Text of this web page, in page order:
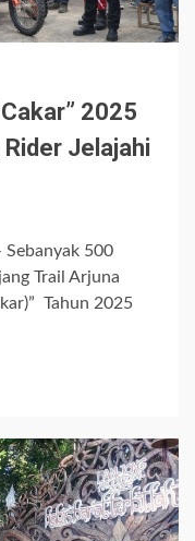
2025
Jelajahi
Sebanyak 500
Trail Arjuna
Tahun 2025